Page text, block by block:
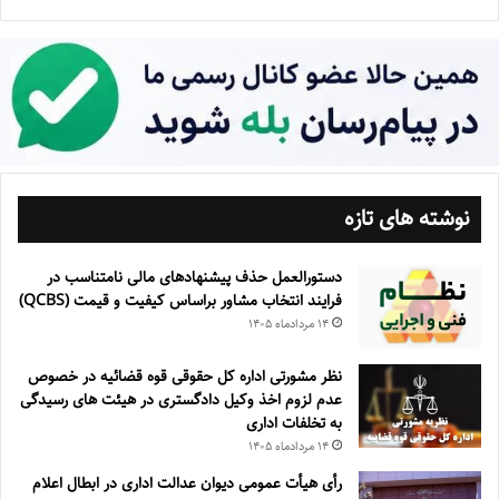
نوشته های تازه
دستورالعمل حذف پيشنهادهای مالی نامتناسب در
فرايند انتخاب مشاور براساس كيفيت و قيمت (QCBS)
۱۴ مرداد‌ماه ۱۴۰۵
نظر مشورتی اداره کل حقوقی قوه قضائیه در خصوص
عدم لزوم اخذ وکیل دادگستری در هیئت های رسیدگی
به تخلفات اداری
۱۴ مرداد‌ماه ۱۴۰۵
رأی هیأت عمومی دیوان عدالت اداری در ابطال اعلام